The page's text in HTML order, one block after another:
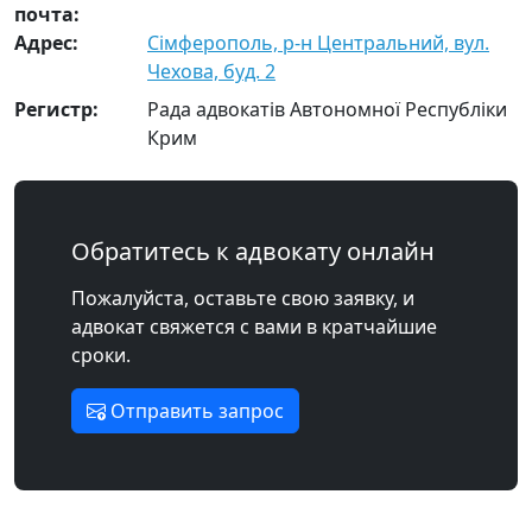
почта:
Адрес:
Сімферополь, р-н Центральний, вул.
Чехова, буд. 2
Регистр:
Рада адвокатів Автономної Республіки
Крим
Обратитесь к адвокату онлайн
Пожалуйста, оставьте свою заявку, и
адвокат свяжется с вами в кратчайшие
сроки.
Отправить запрос